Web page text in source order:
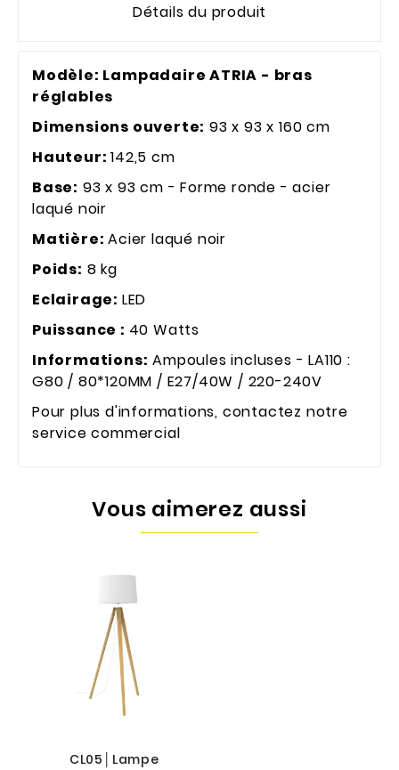
Détails du produit
Modèle: Lampadaire ATRIA - bras
réglables
Dimensions ouverte: 93 x 93 x 160 cm
Hauteur:142,5 cm
Base: 93 x 93 cm - Forme ronde - acier
laqué noir
Matière:Acier laqué noir
Poids: 8 kg
Eclairage: LED
Puissance : 40 Watts
Informations: Ampoules incluses - LA110 :
G80 / 80*120MM / E27/40W / 220-240V
Pour plus d'informations, contactez notre
service commercial
Vous aimerez aussi
CL05│Lampe